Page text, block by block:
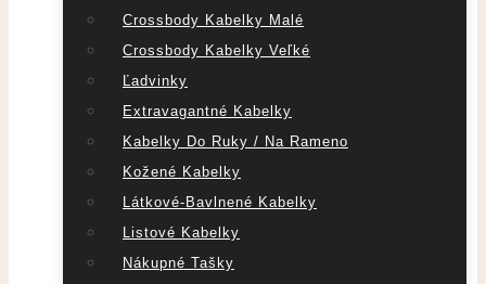
Crossbody Kabelky Malé
Crossbody Kabelky Veľké
Ľadvinky
Extravagantné Kabelky
Kabelky Do Ruky / Na Rameno
Kožené Kabelky
Látkové-Bavlnené Kabelky
Listové Kabelky
Nákupné Tašky